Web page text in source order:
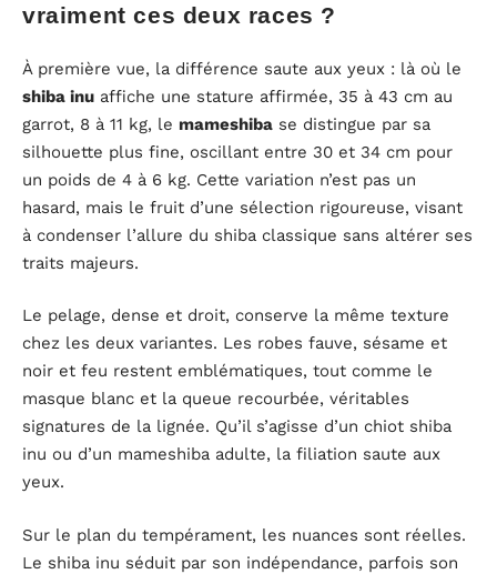
vraiment ces deux races ?
À première vue, la différence saute aux yeux : là où le
shiba inu affiche une stature affirmée, 35 à 43 cm au
garrot, 8 à 11 kg, le mameshiba se distingue par sa
silhouette plus fine, oscillant entre 30 et 34 cm pour
un poids de 4 à 6 kg. Cette variation n’est pas un
hasard, mais le fruit d’une sélection rigoureuse, visant
à condenser l’allure du shiba classique sans altérer ses
traits majeurs.
Le pelage, dense et droit, conserve la même texture
chez les deux variantes. Les robes fauve, sésame et
noir et feu restent emblématiques, tout comme le
masque blanc et la queue recourbée, véritables
signatures de la lignée. Qu’il s’agisse d’un chiot shiba
inu ou d’un mameshiba adulte, la filiation saute aux
yeux.
Sur le plan du tempérament, les nuances sont réelles.
Le shiba inu séduit par son indépendance, parfois son